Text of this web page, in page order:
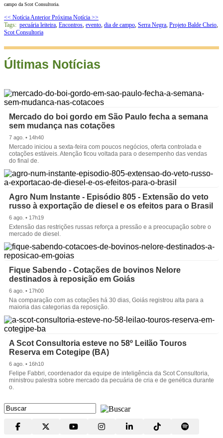
campo da Scot Consultoria.
<< Notícia Anterior Próxima Notícia >>
Tags: pecuária leiteira, Encontros, evento, dia de campo, Serra Negra, Projeto Balde Cheio,
Scot Consultoria
Últimas Notícias
Mercado do boi gordo em São Paulo fecha a semana
sem mudança nas cotações
7 ago. • 14h40
Mercado iniciou a sexta-feira com poucos negócios, oferta controlada e
cotações estáveis. Atenção ficou voltada para o desempenho das vendas
do final de.
Agro Num Instante - Episódio 805 - Extensão do veto
russo à exportação de diesel e os efeitos para o Brasil
6 ago. • 17h19
Extensão das restrições russas reforça a pressão e a preocupação sobre o
mercado de diesel.
Fique Sabendo - Cotações de bovinos Nelore
destinados à reposição em Goiás
6 ago. • 17h00
Na comparação com as cotações há 30 dias, Goiás registrou alta para a
maioria das categorias da reposição.
A Scot Consultoria esteve no 58º Leilão Touros
Reserva em Cotegipe (BA)
6 ago. • 16h10
Felipe Fabbri, coordenador da equipe de inteligência da Scot Consultoria,
ministrou palestra sobre mercado da pecuária de cria e de genética durante
o.